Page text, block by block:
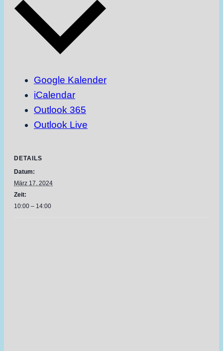
Google Kalender
iCalendar
Outlook 365
Outlook Live
DETAILS
Datum:
März 17, 2024
Zeit:
10:00 – 14:00